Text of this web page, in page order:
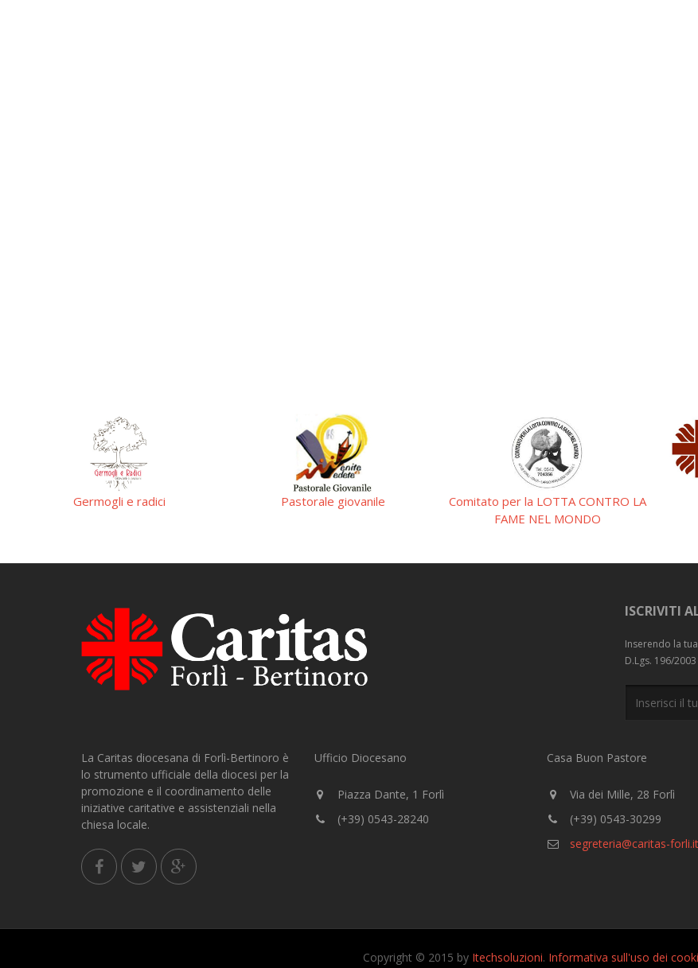
Germogli e radici Pastorale giovanile
Comitato per la LOTTA CONTRO LA
FAME NEL MONDO
ISCRIVITI
Inserendo la
D.Lgs. 196/2003
La Caritas diocesana di Forlì-Bertinoro è
lo strumento ufficiale della diocesi per la
promozione e il coordinamento delle
iniziative caritative e assistenziali nella
chiesa locale.
Ufficio Diocesano
Piazza Dante, 1 Forlì
(+39) 0543-28240
Casa Buon Pastore
Via dei Mille, 28 Forlì
(+39) 0543-30299
segreteria@caritas-forli.it
Copyright © 2015 by Itechsoluzioni. Informativa sull'uso dei